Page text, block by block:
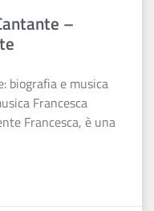
–
biografia e musica
Francesca
Francesca, è una